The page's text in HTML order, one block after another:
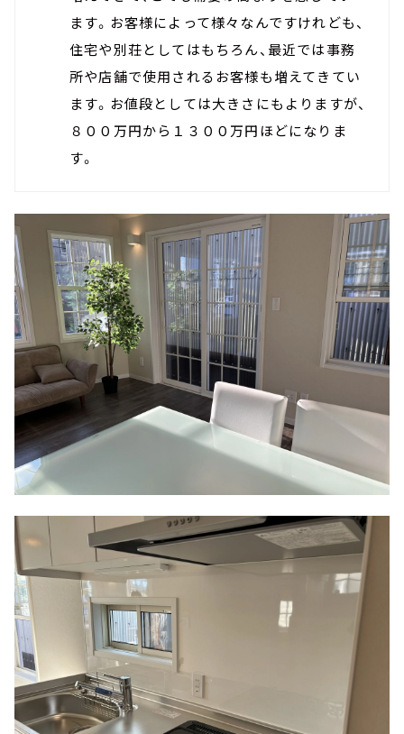
ます。お客様によって様々なんですけれども、
住宅や別荘としてはもちろん、最近では事務
所や店舗で使用されるお客様も増えてきてい
ます。お値段としては大きさにもよりますが、
８００万円から１３００万円ほどになりま
す。